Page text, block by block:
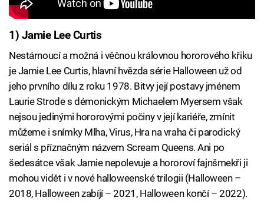
1) Jamie Lee Curtis
Nestárnoucí a možná i věčnou královnou hororového křiku
je Jamie Lee Curtis, hlavní hvězda série Halloween už od
jeho prvního dílu z roku 1978. Bitvy její postavy jménem
Laurie Strode s démonickým Michaelem Myersem však
nejsou jedinými hororovými počiny v její kariéře, zmínit
můžeme i snímky Mlha, Virus, Hra na vraha či parodický
seriál s příznačným názvem Scream Queens. Ani po
šedesátce však Jamie nepolevuje a hororoví fajnšmekři ji
mohou vidět i v nové halloweenské trilogii (Halloween –
2018, Halloween zabíjí – 2021, Halloween končí – 2022).